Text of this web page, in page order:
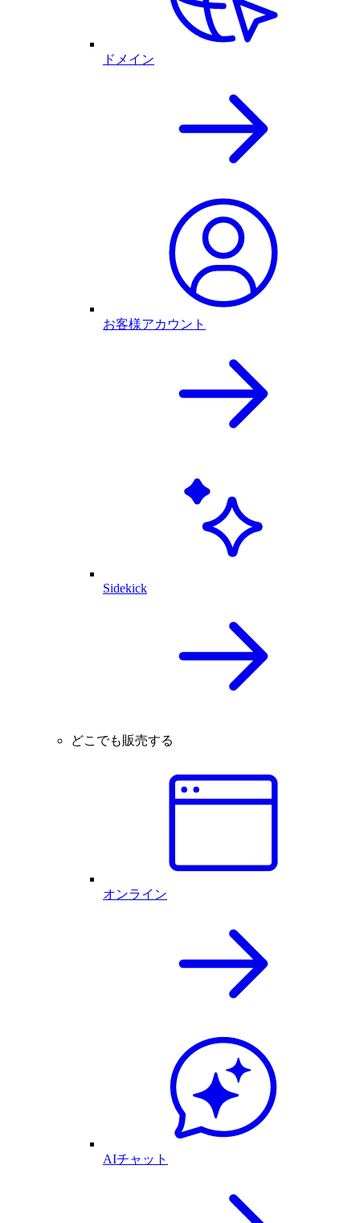
ドメイン
お客様アカウント
Sidekick
どこでも販売する
オンライン
AIチャット